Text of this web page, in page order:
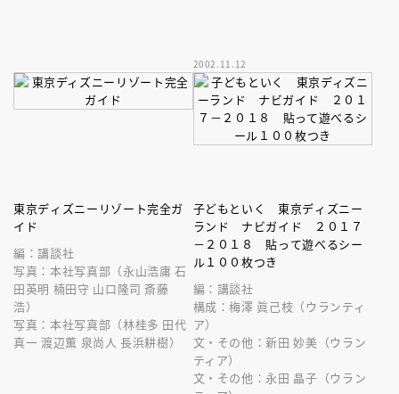
2002.11.12
東京ディズニーリゾート完全ガ
イド
編：講談社
写真：本社写真部（永山浩庸 石
田英明 楠田守 山口隆司 斎藤
浩）
写真：本社写真部（林桂多 田代
真一 渡辺薫 泉尚人 長浜耕樹）
子どもといく 東京ディズニー
ランド ナビガイド ２０１７
－２０１８ 貼って遊べるシー
ル１００枚つき
編：講談社
構成：梅澤 眞己枝（ウランティ
ア）
文・その他：新田 妙美（ウラン
ティア）
文・その他：永田 晶子（ウラン